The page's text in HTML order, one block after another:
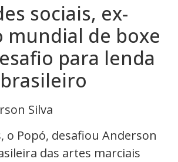
sociais, ex-
mundial de boxe
para lenda
o Popó, desafiou Anderson
das artes marciais